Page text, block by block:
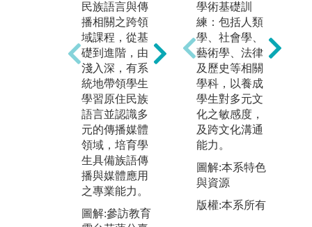
民族語言與傳
播相關之跨領
域課程，從基
礎到進階，由
淺入深，有系
統地帶領學生
學習原住民族
語言並認識多
元的傳播媒體
領域，培育學
生具備族語傳
播與媒體應用
之專業能力。
圖解:參訪教育
本系注重學生
從多元視野探
討問題的能力
訓練，以培育
民族語言與傳
播尖兵，為台
灣語言與傳播
發展，注入嶄
新的能量。本
系學生約一半
為原住民一半
為漢人，但我
們不分原漢，
彼此切磋琢磨
學術基礎訓
練：包括人類
學、社會學、
藝術學、法律
及歷史等相關
學科，以養成
學生對多元文
化之敏感度，
及跨文化溝通
能力。
圖解:本系特色
與資源
版權:本系所有